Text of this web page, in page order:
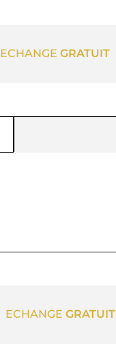
ECHANGEGRATUIT
ECHANGE GRATUIT